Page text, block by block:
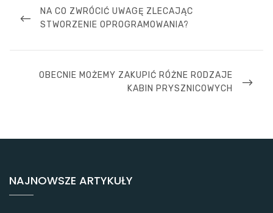
wpisuPREVIOUS
POST
NA CO ZWRÓCIĆ UWAGĘ ZLECAJĄC
STWORZENIE OPROGRAMOWANIA?
NEXT
OBECNIE MOŻEMY ZAKUPIĆ RÓŻNE RODZAJE
KABIN PRYSZNICOWYCH
NAJNOWSZE ARTYKUŁY